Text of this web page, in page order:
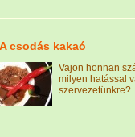
A csodás kakaó
Vajon honnan
milyen hatással
szervezetünkre?